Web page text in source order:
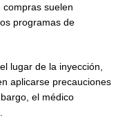
suelen
programas de
lugar de la inyección,
aplicarse precauciones
el médico